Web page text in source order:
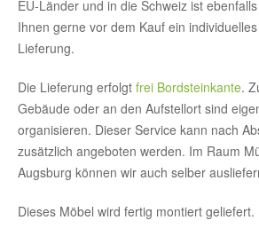
EU-Länder und in die Schweiz ist
Ihnen gerne vor dem Kauf ein
Lieferung.
Die Lieferung erfolgt frei Bordsteinkante.
Gebäude oder an den Aufstellort sind
organisieren. Dieser Service kann nach
zusätzlich angeboten werden. Im Raum
Augsburg können wir auch selber
Dieses Möbel wird fertig montiert geliefert.